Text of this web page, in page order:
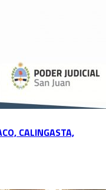
CALINGASTA,